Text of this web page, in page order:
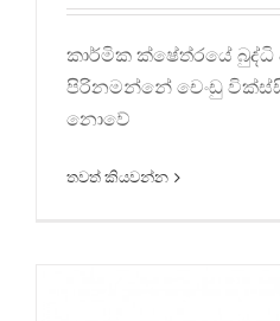
කාර්මික ක්ෂේත්රයේ බුද්ධි
පිරිනමන්නේ චෙංඩු
නොවේ
තවත් කියවන්න
නිල නිවේදනය 丨
තාක්ෂණ සමාගම,